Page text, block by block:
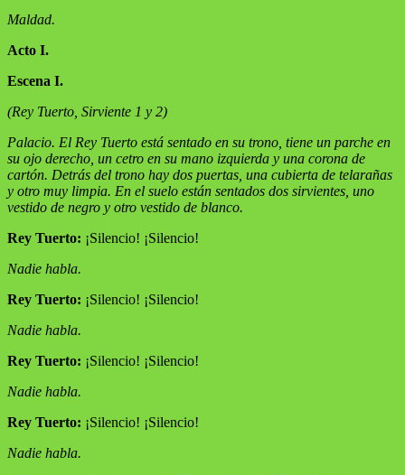
Maldad.
Acto I.
Escena I.
(Rey Tuerto, Sirviente 1 y 2)
Palacio. El Rey Tuerto está sentado en su trono, tiene un parche en
su ojo derecho, un cetro en su mano izquierda y una corona de
cartón. Detrás del trono hay dos puertas, una cubierta de telarañas
y otro muy limpia. En el suelo están sentados dos sirvientes, uno
vestido de negro y otro vestido de blanco.
Rey Tuerto: ¡Silencio! ¡Silencio!
Nadie habla.
Rey Tuerto: ¡Silencio! ¡Silencio!
Nadie habla.
Rey Tuerto: ¡Silencio! ¡Silencio!
Nadie habla.
Rey Tuerto: ¡Silencio! ¡Silencio!
Nadie habla.